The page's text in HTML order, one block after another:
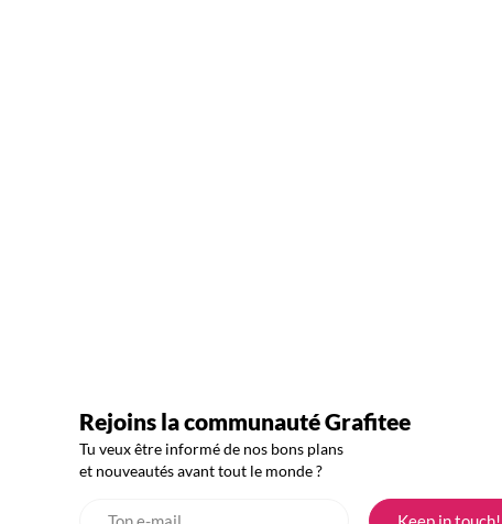
Rejoins la communauté Grafitee
Tu veux être informé de nos bons plans
et nouveautés avant tout le monde ?